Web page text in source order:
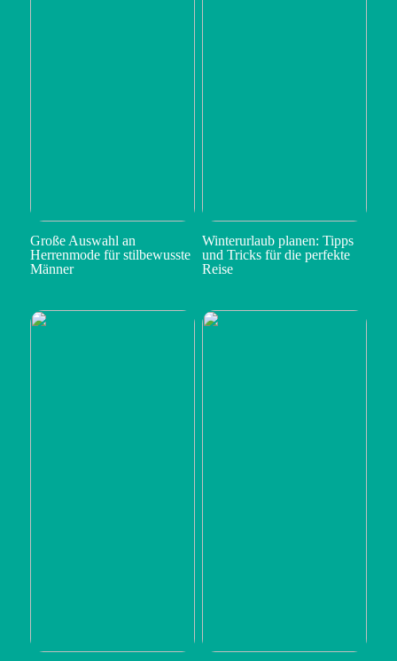
Große Auswahl an
Herrenmode für stilbewusste
Männer
Winterurlaub planen: Tipps
und Tricks für die perfekte
Reise